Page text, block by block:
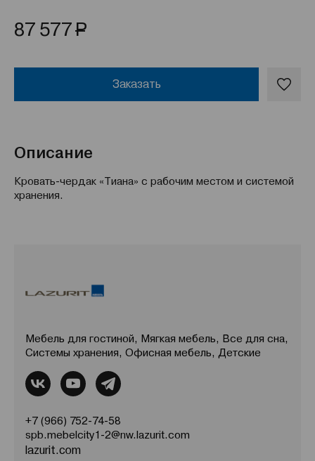
87 577Р
Заказать
Описание
Кровать-чердак «Тиана» с рабочим местом и системой
хранения.
Мебель для гостиной, Мягкая мебель, Все для сна,
Системы хранения, Офисная мебель, Детские
+7 (966) 752-74-58
spb.mebelcity1-2@nw.lazurit.com
lazurit.com